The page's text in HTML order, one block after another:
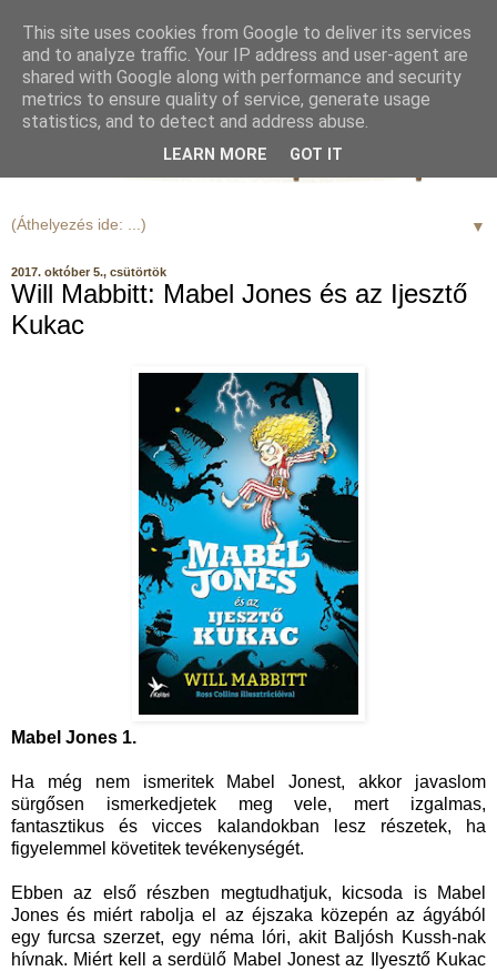
▼
2017. október 5., csütörtök
Will Mabbitt: Mabel Jones és az Ijesztő
Kukac
Mabel Jones 1.
Ha még nem ismeritek Mabel Jonest, akkor javaslom
sürgősen ismerkedjetek meg vele, mert izgalmas,
fantasztikus és vicces kalandokban lesz részetek, ha
figyelemmel követitek tevékenységét.
Ebben az első részben megtudhatjuk, kicsoda is Mabel
Jones és miért rabolja el az éjszaka közepén az ágyából
egy furcsa szerzet, egy néma lóri, akit Baljósh Kussh-nak
hívnak. Miért kell a serdülő Mabel Jonest az Ilyesztő Kukac
This site uses cookies from Google to deliver its services
and to analyze traffic. Your IP address and user-agent are
shared with Google along with performance and security
metrics to ensure quality of service, generate usage
statistics, and to detect and address abuse.
LEARN MORE GOT IT